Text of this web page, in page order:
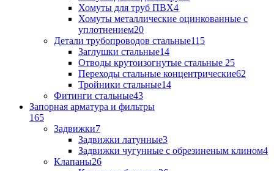
Хомуты для труб ПВХ4
Хомуты металлические оцинкованные с
уплотнением20
Детали трубопроводов стальные115
Заглушки стальные14
Отводы крутоизогнутые стальные 25
Переходы стальные концентрические62
Тройники стальные14
Фитинги стальные43
Запорная арматура и фильтры
165
Задвижки7
Задвижки латунные3
Задвижки чугунные с обрезиненым клином4
Клапаны26